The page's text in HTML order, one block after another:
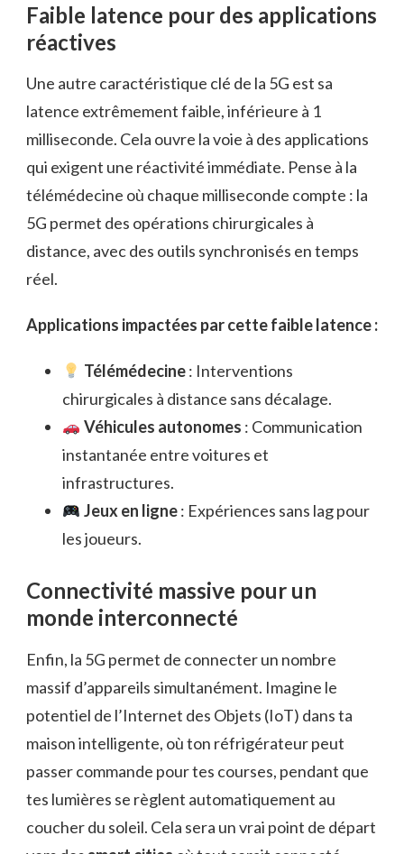
Faible latence pour des applications
réactives
Une autre caractéristique clé de la 5G est sa
latence extrêmement faible, inférieure à 1
milliseconde. Cela ouvre la voie à des applications
qui exigent une réactivité immédiate. Pense à la
télémédecine où chaque milliseconde compte : la
5G permet des opérations chirurgicales à
distance, avec des outils synchronisés en temps
réel.
Applications impactées par cette faible latence :
Télémédecine: Interventions
chirurgicales à distance sans décalage.
Véhicules autonomes : Communication
instantanée entre voitures et
infrastructures.
Jeux en ligne: Expériences sans lag pour
les joueurs.
Connectivité massive pour un
monde interconnecté
Enfin, la 5G permet de connecter un nombre
massif d’appareils simultanément. Imagine le
potentiel de l’Internet des Objets (IoT) dans ta
maison intelligente, où ton réfrigérateur peut
passer commande pour tes courses, pendant que
tes lumières se règlent automatiquement au
coucher du soleil. Cela sera un vrai point de départ